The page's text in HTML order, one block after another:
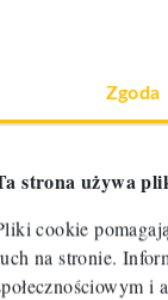
Zgoda
strona używa
cookie
na stronie.
i